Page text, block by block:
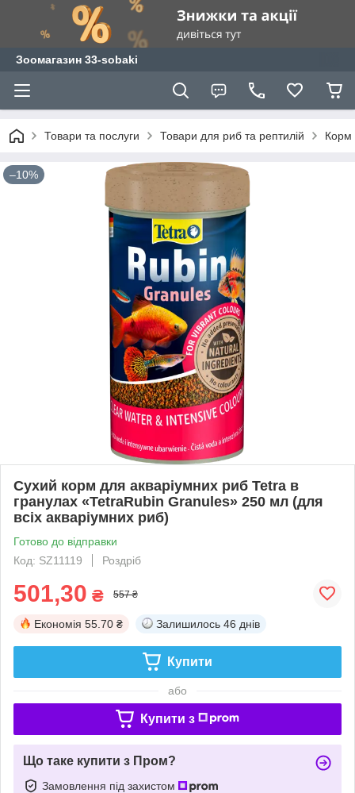
Зоомагазин 33-sobaki
Товари та послуги Товари для риб та рептилій Корм
–10%
Сухий корм для акваріумних риб Tetra в
гранулах «TetraRubin Granules» 250 мл (для
всіх акваріумних риб)
Готово до відправки
Код: SZ11119
Роздріб
501,30 ₴ 557 ₴
Економія 55.70 ₴ Залишилось 46 днів
Купити
або
Купити з
Що таке купити з Пром?
Замовлення під захистом